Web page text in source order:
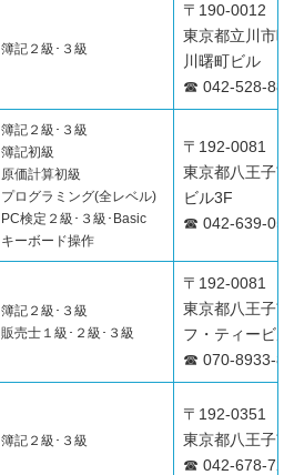
簿記２級･３級
〒190-0012
東京都立川
川曙町ビル
☎ 042-528-
簿記２級･３級
簿記初級
原価計算初級
プログラミング(全レベル)
PC検定２級･３級･Basic
キーボード操作
〒192-0081
東京都八王子
ビル3F
☎ 042-639-
簿記２級･３級
販売士１級･２級･３級
〒192-0081
東京都八王
フ・ティービ
☎ 070-8933-
簿記２級･３級
〒192-0351
東京都八王子
☎ 042-678-